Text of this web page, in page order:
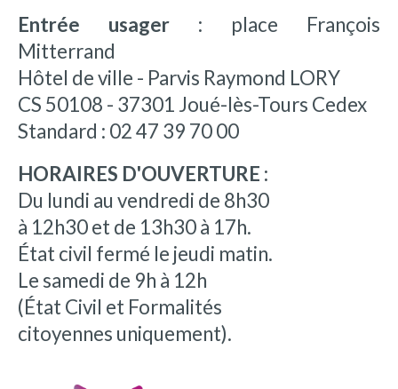
Entrée usager : place François
Mitterrand
Hôtel de ville - Parvis Raymond LORY
CS 50108 - 37301 Joué-lès-Tours Cedex
Standard : 02 47 39 70 00
HORAIRES D'OUVERTURE :
Du lundi au vendredi de 8h30
à 12h30 et de 13h30 à 17h.
État civil fermé le jeudi matin.
Le samedi de 9h à 12h
(État Civil et Formalités
citoyennes uniquement).